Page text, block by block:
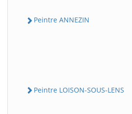
Peintre ANNEZIN
Peintre LOISON-SOUS-LENS